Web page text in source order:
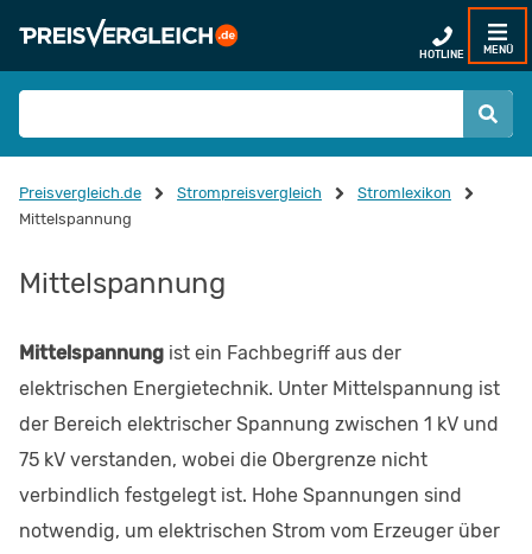
HOTLINE MENÜ
Preisvergleich.de Strompreisvergleich
Stromlexikon
Mittelspannung
Mittelspannung
Mittelspannung ist ein Fachbegriff aus der
elektrischen Energietechnik. Unter Mittelspannung ist
der Bereich elektrischer Spannung zwischen 1 kV und
75 kV verstanden, wobei die Obergrenze nicht
verbindlich festgelegt ist. Hohe Spannungen sind
notwendig, um elektrischen Strom vom Erzeuger über